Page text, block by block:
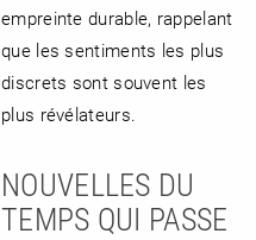
empreinte durable, rappelant
que les sentiments les plus
discrets sont souvent les
plus révélateurs.
NOUVELLES DU
TEMPS QUI PASSE